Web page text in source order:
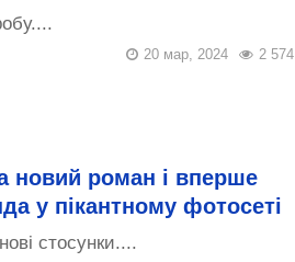
2 574
20 мар, 2024
новий роман і вперше
у пікантному фотосеті
стосунки....